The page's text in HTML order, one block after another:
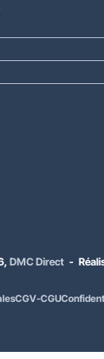
DMC Direct -
CGV-CGU